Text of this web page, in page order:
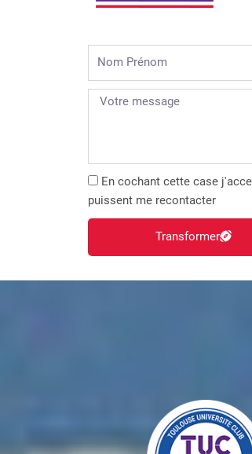
En cochant cette case
puissent me recontacter
Transformer